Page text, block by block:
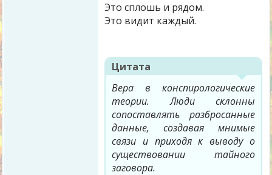
Это сплошь и рядом.
Это видит каждый.
Цитата
Вера в конспирологические
теории. Люди склонны
сопоставлять разбросанные
данные, создавая мнимые
связи и приходя к выводу о
существовании тайного
заговора.